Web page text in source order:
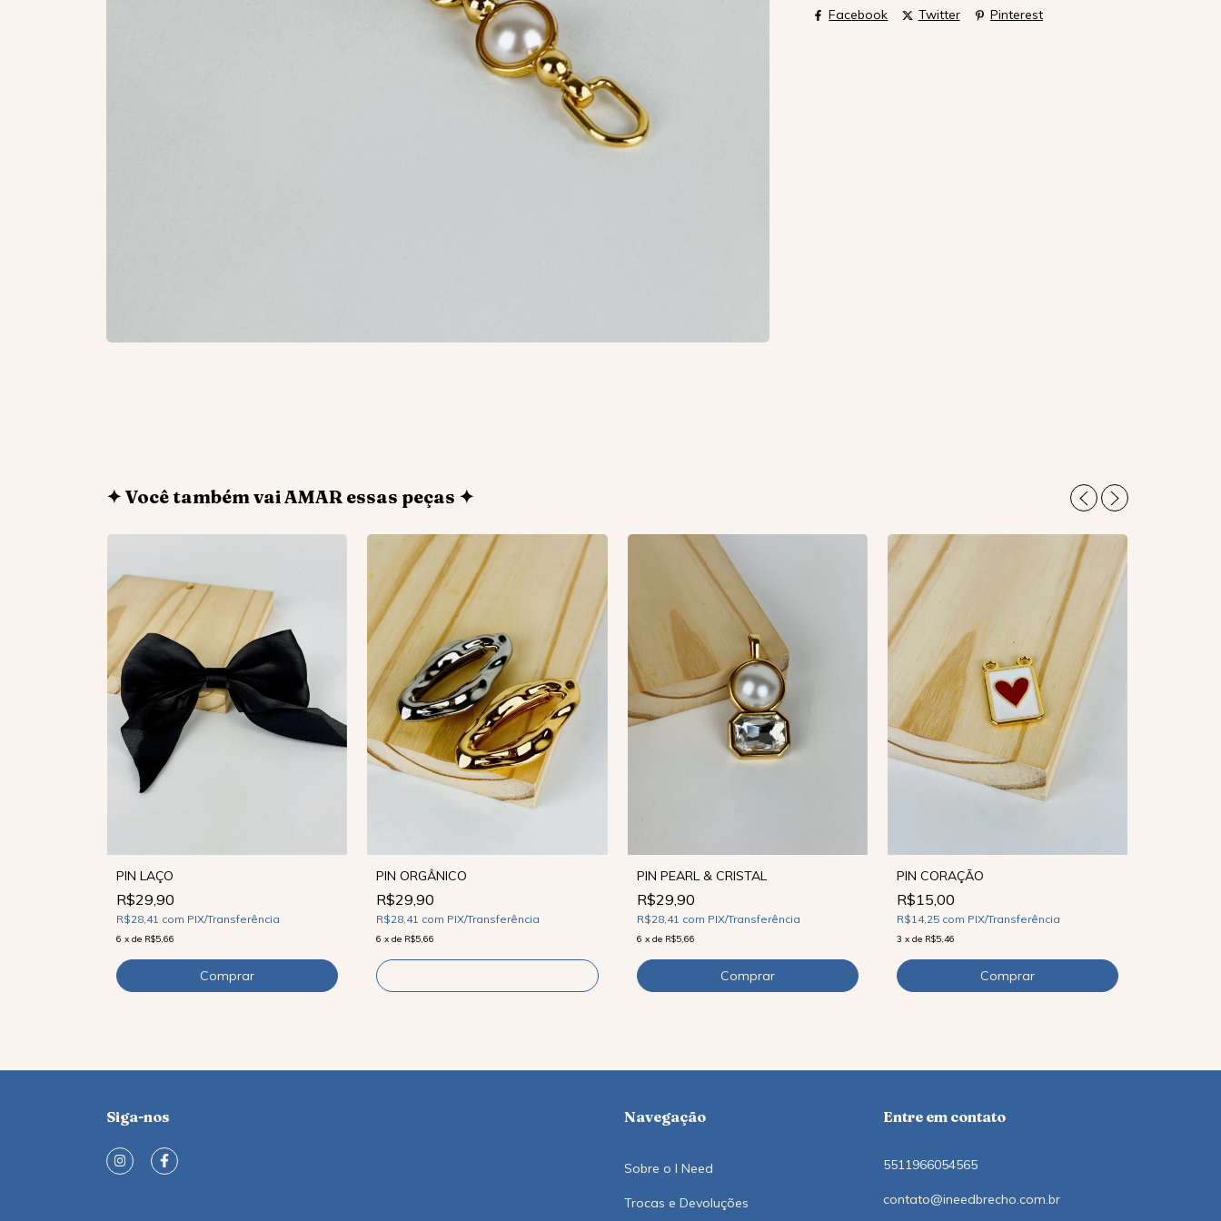
Facebook Twitter Pinterest
✦ Você também vai AMAR essas peças ✦
PIN LAÇO
R$29,90
R$28,41 com PIX/Transferência
6 x de R$5,66
PIN ORGÂNICO
R$29,90
R$28,41 com PIX/Transferência
6 xde R$5,66
PIN PEARL & CRISTAL
R$29,90
R$28,41 com PIX/Transferência
6 x de R$5,66
PIN CORAÇÃO
R$15,00
R$14,25 com PIX/Transferência
3 x de R$5,46
Siga-nos Navegação
Sobre o I Need
Trocas e Devoluções
Entre em contato
5511966054565
contato@ineedbrecho.com.br